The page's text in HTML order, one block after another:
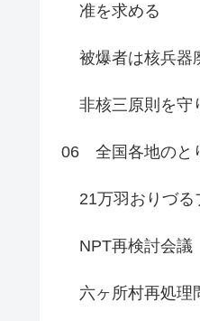
准を求める
被爆者は核兵器
非核三原則を守
06 全国各地のと
21万羽おりづる
NPT再検討会議
六ヶ所村再処理